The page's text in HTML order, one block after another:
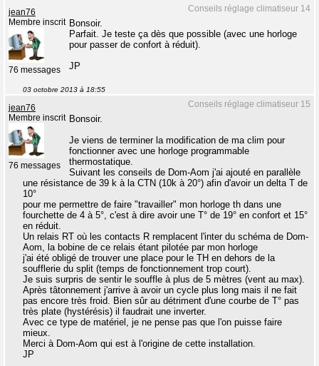
Conseils réglage climatiseur 14
jean76
Membre inscrit
76 messages
Bonsoir.
Parfait. Je teste ça dès que possible (avec une horloge
pour passer de confort à réduit).
JP
03 octobre 2013 à 18:55
Conseils réglage climatiseur 15
jean76
Membre inscrit
76 messages
Bonsoir.
Je viens de terminer la modification de ma clim pour
fonctionner avec une horloge programmable
thermostatique.
Suivant les conseils de Dom-Aom j'ai ajouté en parallèle
une résistance de 39 k à la CTN (10k à 20°) afin d'avoir un delta T de
10°
pour me permettre de faire "travailler" mon horloge th dans une
fourchette de 4 à 5°, c'est à dire avoir une T° de 19° en confort et 15°
en réduit.
Un relais RT où les contacts R remplacent l'inter du schéma de Dom-
Aom, la bobine de ce relais étant pilotée par mon horloge
j'ai été obligé de trouver une place pour le TH en dehors de la
soufflerie du split (temps de fonctionnement trop court).
Je suis surpris de sentir le souffle à plus de 5 mètres (vent au max).
Après tâtonnement j'arrive à avoir un cycle plus long mais il ne fait
pas encore très froid. Bien sûr au détriment d'une courbe de T° pas
très plate (hystérésis) il faudrait une inverter.
Avec ce type de matériel, je ne pense pas que l'on puisse faire
mieux.
Merci à Dom-Aom qui est à l'origine de cette installation.
JP